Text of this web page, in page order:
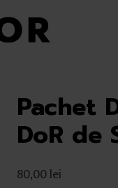
Pachet
DoR de
80,00lei